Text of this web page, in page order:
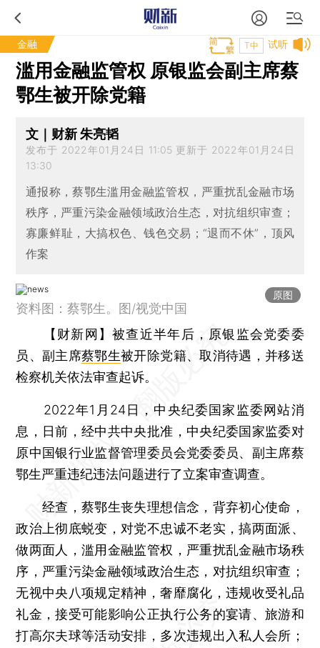
金融 试听
T中
滥用金融监管权 原银监会副主席蔡
鄂生被开除党籍
文｜财新 朱亮韬
发布于 2022年01月24日 11:05 更新于 2022年01月24日
13:30
通报称，蔡鄂生滥用金融监管权，严重扰乱金融市场
秩序，严重污染金融领域政治生态，对抗组织审查；
寡廉鲜耻，大搞权色、钱色交易；“退而不休”，顶风
作案
原图
资料图：蔡鄂生。图/视觉中国
【财新网】被查近半年后，原银监会党委委
员、副主席蔡鄂生被开除党籍、取消待遇，并移送
检察机关依法审查起诉。
2022年1月24日，中央纪委国家监委网站消
息，日前，经中共中央批准，中央纪委国家监委对
原中国银行业监督管理委员会党委委员、副主席蔡
鄂生严重违纪违法问题进行了立案审查调查。
经查，蔡鄂生丧失理想信念，背弃初心使命，
政治上彻底蜕变，对党不忠诚不老实，搞两面派、
做两面人，滥用金融监管权，严重扰乱金融市场秩
序，严重污染金融领域政治生态，对抗组织审查；
无视中央八项规定精神，奢靡腐化，违规收受礼品
礼金，接受可能影响公正执行公务的宴请、旅游和
打高尔夫球等活动安排，多次违规出入私人会所；